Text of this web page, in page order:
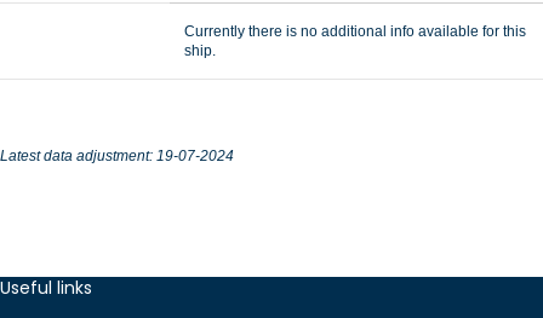
Currently there is no additional info available for this
ship.
Latest data adjustment: 19-07-2024
Useful links